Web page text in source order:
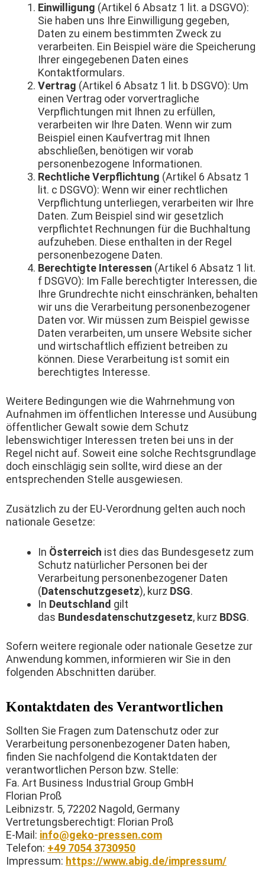
Einwilligung (Artikel 6 Absatz 1 lit. a DSGVO):
Sie haben uns Ihre Einwilligung gegeben,
Daten zu einem bestimmten Zweck zu
verarbeiten. Ein Beispiel wäre die Speicherung
Ihrer eingegebenen Daten eines
Kontaktformulars.
Vertrag (Artikel 6 Absatz 1 lit. b DSGVO): Um
einen Vertrag oder vorvertragliche
Verpflichtungen mit Ihnen zu erfüllen,
verarbeiten wir Ihre Daten. Wenn wir zum
Beispiel einen Kaufvertrag mit Ihnen
abschließen, benötigen wir vorab
personenbezogene Informationen.
Rechtliche Verpflichtung (Artikel 6 Absatz 1
lit. c DSGVO): Wenn wir einer rechtlichen
Verpflichtung unterliegen, verarbeiten wir Ihre
Daten. Zum Beispiel sind wir gesetzlich
verpflichtet Rechnungen für die Buchhaltung
aufzuheben. Diese enthalten in der Regel
personenbezogene Daten.
Berechtigte Interessen (Artikel 6 Absatz 1 lit.
f DSGVO): Im Falle berechtigter Interessen, die
Ihre Grundrechte nicht einschränken, behalten
wir uns die Verarbeitung personenbezogener
Daten vor. Wir müssen zum Beispiel gewisse
Daten verarbeiten, um unsere Website sicher
und wirtschaftlich effizient betreiben zu
können. Diese Verarbeitung ist somit ein
berechtigtes Interesse.
Weitere Bedingungen wie die Wahrnehmung von
Aufnahmen im öffentlichen Interesse und Ausübung
öffentlicher Gewalt sowie dem Schutz
lebenswichtiger Interessen treten bei uns in der
Regel nicht auf. Soweit eine solche Rechtsgrundlage
doch einschlägig sein sollte, wird diese an der
entsprechenden Stelle ausgewiesen.
Zusätzlich zu der EU-Verordnung gelten auch noch
nationale Gesetze:
In Österreich ist dies das Bundesgesetz zum
Schutz natürlicher Personen bei der
Verarbeitung personenbezogener Daten
(Datenschutzgesetz), kurz DSG.
In Deutschland gilt
das Bundesdatenschutzgesetz, kurz BDSG.
Sofern weitere regionale oder nationale Gesetze zur
Anwendung kommen, informieren wir Sie in den
folgenden Abschnitten darüber.
Kontaktdaten des Verantwortlichen
Sollten Sie Fragen zum Datenschutz oder zur
Verarbeitung personenbezogener Daten haben,
finden Sie nachfolgend die Kontaktdaten der
verantwortlichen Person bzw. Stelle:
Fa. Art Business Industrial Group GmbH
Florian Proß
Leibnizstr. 5, 72202 Nagold, Germany
Vertretungsberechtigt: Florian Proß
E-Mail: info@geko-pressen.com
Telefon: +49 7054 3730950
Impressum: https://www.abig.de/impressum/